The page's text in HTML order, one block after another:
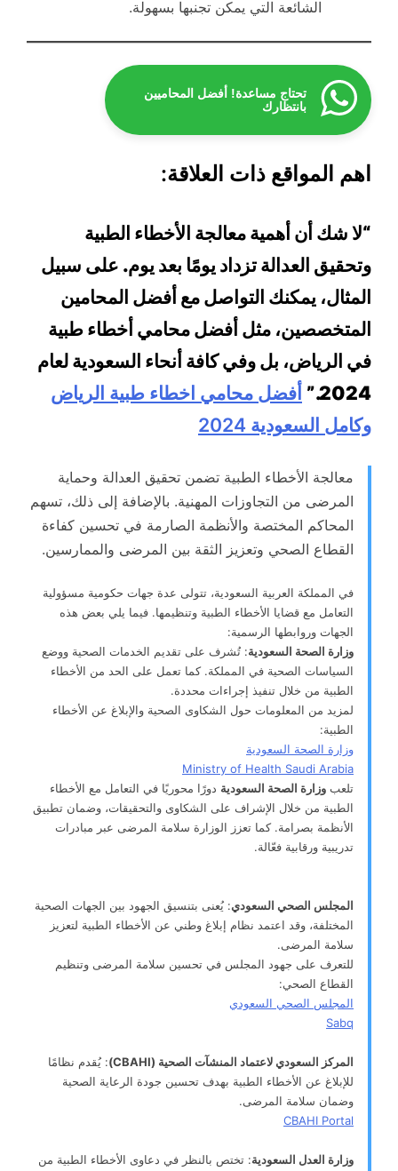
الشائعة التي يمكن تجنبها بسهولة.
تحتاج مساعدة! أفضل المحاميين
بانتظارك
اهم المواقع ذات العلاقة:
“لا شك أن أهمية معالجة الأخطاء الطبية
وتحقيق العدالة تزداد يومًا بعد يوم. على سبيل
المثال، يمكنك التواصل مع أفضل المحامين
المتخصصين، مثل أفضل محامي أخطاء طبية
في الرياض، بل وفي كافة أنحاء السعودية لعام
2024.”
أفضل محامي اخطاء طبية الرياض
وكامل السعودية 2024
معالجة الأخطاء الطبية تضمن تحقيق العدالة وحماية
المرضى من التجاوزات المهنية. بالإضافة إلى ذلك، تسهم
المحاكم المختصة والأنظمة الصارمة في تحسين كفاءة
القطاع الصحي وتعزيز الثقة بين المرضى والممارسين.
في المملكة العربية السعودية، تتولى عدة جهات حكومية مسؤولية
التعامل مع قضايا الأخطاء الطبية وتنظيمها. فيما يلي بعض هذه
الجهات وروابطها الرسمية:
وزارة الصحة السعودية: تُشرف على تقديم الخدمات الصحية ووضع
السياسات الصحية في المملكة. كما تعمل على الحد من الأخطاء
الطبية من خلال تنفيذ إجراءات محددة.
لمزيد من المعلومات حول الشكاوى الصحية والإبلاغ عن الأخطاء
الطبية:
وزارة الصحة السعودية
Ministry of Health Saudi Arabia
تلعب وزارة الصحة السعودية دورًا محوريًا في التعامل مع الأخطاء
الطبية من خلال الإشراف على الشكاوى والتحقيقات، وضمان تطبيق
الأنظمة بصرامة. كما تعزز الوزارة سلامة المرضى عبر مبادرات
تدريبية ورقابية فعّالة.
المجلس الصحي السعودي: يُعنى بتنسيق الجهود بين الجهات الصحية
المختلفة، وقد اعتمد نظام إبلاغ وطني عن الأخطاء الطبية لتعزيز
سلامة المرضى.
للتعرف على جهود المجلس في تحسين سلامة المرضى وتنظيم
القطاع الصحي:
المجلس الصحي السعودي
Sabq
المركز السعودي لاعتماد المنشآت الصحية (CBAHI)
: يُقدم نظامًا
للإبلاغ عن الأخطاء الطبية بهدف تحسين جودة الرعاية الصحية
وضمان سلامة المرضى.
CBAHI Portal
وزارة العدل السعودية: تختص بالنظر في دعاوى الأخطاء الطبية من